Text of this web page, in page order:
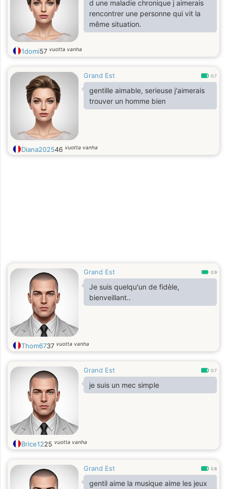
d une maladie chronique j aimerais
rencontrer une personne qui vit la
même situation.
1domi57 vuotta vanha
Grand Est 0.7
gentille aimable, serieuse j'aimerais
trouver un homme bien
Diana202546 vuotta vanha
Grand Est 0.9
Je suis quelqu'un de fidèle,
bienveillant..
Thom6737 vuotta vanha
Grand Est 0.7
je suis un mec simple
Brice1225 vuotta vanha
Grand Est 0.8
gentil aime la musique aime les jeux